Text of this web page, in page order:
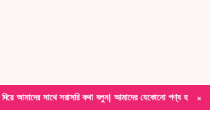
×
সরাসরি কথা বলুন| আমাদের যেকোনো পণ্য হাতে নিয়ে দেখে